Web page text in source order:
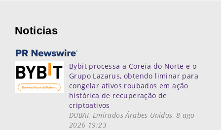
Noticias
Bybit processa a Coreia do Norte e o
Grupo Lazarus, obtendo liminar para
congelar ativos roubados em ação
histórica de recuperação de
criptoativos
DUBAI, Emirados Árabes Unidos, 8 ago
2026 19:23